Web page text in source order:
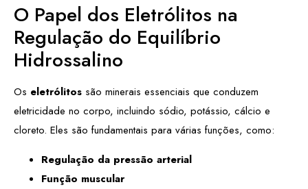
O Papel dos Eletrólitos na
Regulação do Equilíbrio
Hidrossalino
Os eletrólitos são minerais essenciais que conduzem
eletricidade no corpo, incluindo sódio, potássio, cálcio e
cloreto. Eles são fundamentais para várias funções, como:
Regulação da pressão arterial
Função muscular